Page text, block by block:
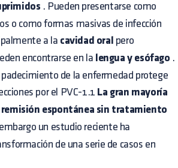
. Pueden presentarse como
o como formas masivas de infección
a la cavidad oral pero
encontrarse en la lengua y esófago .
padecimiento de la enfermedad protege
por el PVC-1.1 La gran mayoría
remisión espontánea sin tratamiento
un estudio reciente ha
de una serie de casos en